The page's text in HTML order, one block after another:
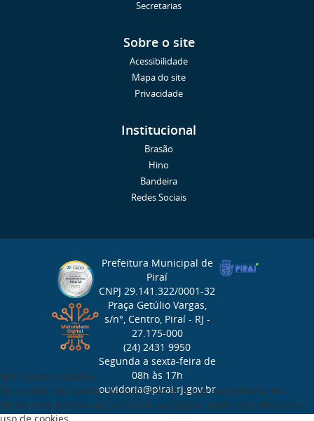
Secretarias
Sobre o site
Acessibilidade
Mapa do site
Privacidade
Institucional
Brasão
Hino
Bandeira
Redes Sociais
Prefeitura Municipal de
Piraí
CNPJ 29.141.322/0001-32
Praça Getúlio Vargas,
s/n°, Centro, Piraí - RJ -
27.175-000
(24) 2431 9950
Segunda a sexta-feira de
08h às 17h
ouvidoria@pirai.rj.gov.br
Nós Usamos Cookies
Os cookies são usados para aprimorar a sua experiência. Ao
fechar este banner ou continuar na página, você concorda com o